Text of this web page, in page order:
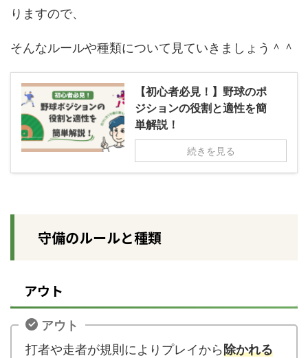
りますので、
そんなルールや種類について見ていきましょう＾＾
【初心者必見！】野球のポ
ジションの役割と適性を簡
単解説！
続きを見る
守備のルールと種類
アウト
アウト
打者や走者が規則によりプレイから除かれる